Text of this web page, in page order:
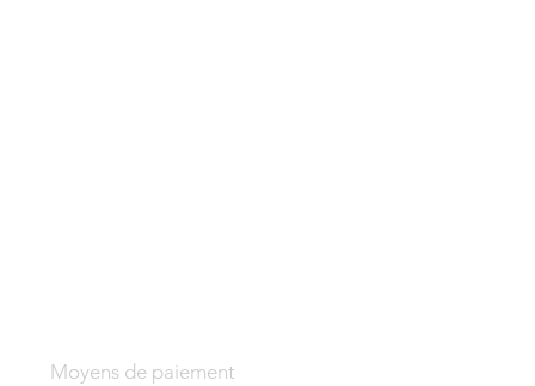
Moyens de paiement